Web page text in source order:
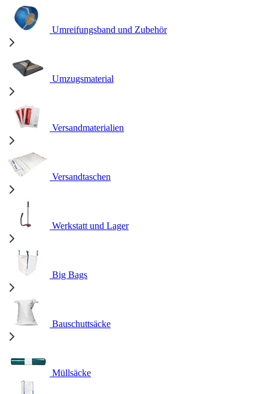
Umreifungsband und Zubehör
Umzugsmaterial
Versandmaterialien
Versandtaschen
Werkstatt und Lager
Big Bags
Bauschuttsäcke
Müllsäcke